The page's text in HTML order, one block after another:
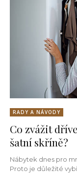
RADY A NÁVODY
Co zvážit
šatní skříně?
Nábytek dnes pro
Proto je důležité